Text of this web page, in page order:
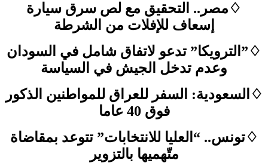
♢مصر.. التحقيق مع لص سرق سيارة
إسعاف للإفلات من الشرطة
♢”الترويكا” تدعو لاتفاق شامل في السودان
وعدم تدخل الجيش في السياسة
♢السعودية: السفر للعراق للمواطنين الذكور
فوق 40 عاما
♢تونس.. “العليا للانتخابات” تتوعد بمقاضاة
متّهميها بالتزوير